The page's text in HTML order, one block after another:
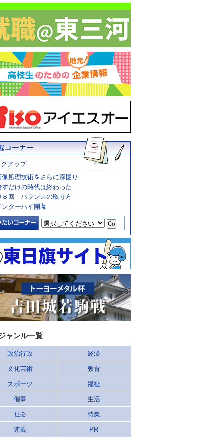
アップ
像処理技術をさらに深掘り
すだけの時代は終わった
８回 バランスの取り方
ンターハイ開幕
ャンル一覧
政治行政 経済
文化芸術 教育
スポーツ 福祉
催事 生活
社会 特集
連載 PR